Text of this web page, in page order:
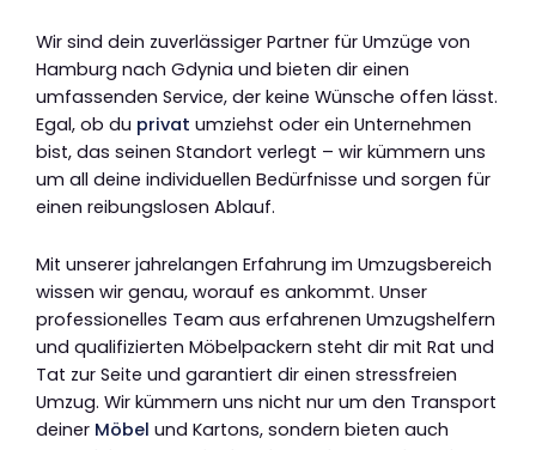
Wir sind dein zuverlässiger Partner für Umzüge von
Hamburg nach Gdynia und bieten dir einen
umfassenden Service, der keine Wünsche offen lässt.
Egal, ob du privat umziehst oder ein Unternehmen
bist, das seinen Standort verlegt – wir kümmern uns
um all deine individuellen Bedürfnisse und sorgen für
einen reibungslosen Ablauf.
Mit unserer jahrelangen Erfahrung im Umzugsbereich
wissen wir genau, worauf es ankommt. Unser
professionelles Team aus erfahrenen Umzugshelfern
und qualifizierten Möbelpackern steht dir mit Rat und
Tat zur Seite und garantiert dir einen stressfreien
Umzug. Wir kümmern uns nicht nur um den Transport
deiner Möbel und Kartons, sondern bieten auch